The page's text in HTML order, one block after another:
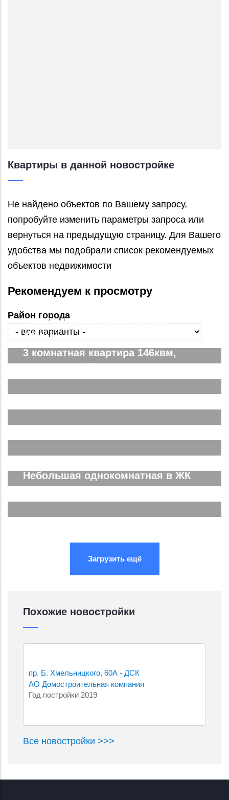
Квартиры в данной новостройке
Не найдено объектов по Вашему запросу,
попробуйте изменить параметры запроса или
вернуться на предыдущую страницу. Для Вашего
удобства мы подобрали список рекомендуемых
объектов недвижимости
Рекомендуем к просмотру
Район города
ОДНОКОМНАТНАЯ квартира,
78квм
3 комнатная квартира 146квм,
ЖК Парковый. Вид на город
Двухкомнатная Спутник Сити
Евродвушка в ЖК Спутник Сити
Трёхкомнатная ЖК Спутник Сити
Небольшая однокомнатная в ЖК
Южные Резиденции
Загрузить ещё
Похожие новостройки
пр. Б. Хмельницкого, 60А - ДСК
АО Домостроительная компания
Год постройки 2019
Все новостройки >>>